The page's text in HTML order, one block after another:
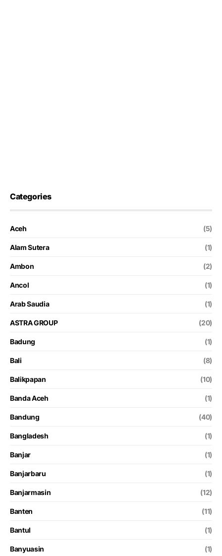
Categories
Aceh (5)
Alam Sutera (1)
Ambon (2)
Ancol (1)
Arab Saudia (1)
ASTRA GROUP (20)
Badung (1)
Bali (8)
Balikpapan (10)
Banda Aceh (1)
Bandung (40)
Bangladesh (1)
Banjar (1)
Banjarbaru (1)
Banjarmasin (12)
Banten (11)
Bantul (1)
Banyuasin (1)